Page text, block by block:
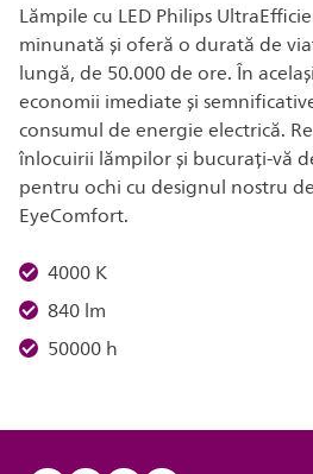
Lămpile cu LED Philips
minunată și oferă o durată de
lungă, de 50.000 de ore. În
economii imediate și
consumul de energie electrică.
înlocuirii lămpilor și bucurați-vă
pentru ochi cu designul nostru
EyeComfort.
4000 K
840 lm
50000 h